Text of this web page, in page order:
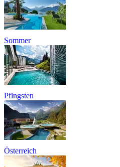
Sommer
Pfingsten
Österreich